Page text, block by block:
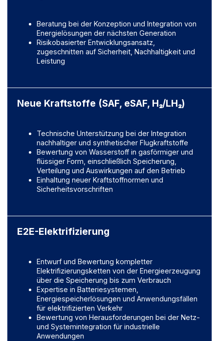
Beratung bei der Konzeption und Integration von
Energielösungen der nächsten Generation
Risikobasierter Entwicklungsansatz,
zugeschnitten auf Sicherheit, Nachhaltigkeit und
Leistung
Neue Kraftstoffe (SAF, eSAF, H₂/LH₂)
Technische Unterstützung bei der Integration
nachhaltiger und synthetischer Flugkraftstoffe
Bewertung von Wasserstoff in gasförmiger und
flüssiger Form, einschließlich Speicherung,
Verteilung und Auswirkungen auf den Betrieb
Einhaltung neuer Kraftstoffnormen und
Sicherheitsvorschriften
E2E-Elektrifizierung
Entwurf und Bewertung kompletter
Elektrifizierungsketten von der Energieerzeugung
über die Speicherung bis zum Verbrauch
Expertise in Batteriesystemen,
Energiespeicherlösungen und Anwendungsfällen
für elektrifizierten Verkehr
Bewertung von Herausforderungen bei der Netz-
und Systemintegration für industrielle
Anwendungen